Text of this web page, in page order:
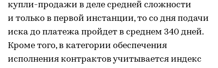
купли-продажи в деле средней сложности
и только в первой инстанции, то со дня подачи
иска до платежа пройдет в среднем 340 дней.
Кроме того, в категории обеспечения
исполнения контрактов учитывается индекс